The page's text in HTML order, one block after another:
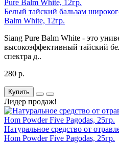
Белый тайский бальзам
Balm White, 12гр.
Siang Pure Balm White - это
высокоэффективный тайский
спектра д..
280 р.
Купить
Лидер продаж!
Натуральное средство от
Hom Powder Five Pagodas, 25гр.